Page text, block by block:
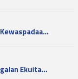
Ekuita…